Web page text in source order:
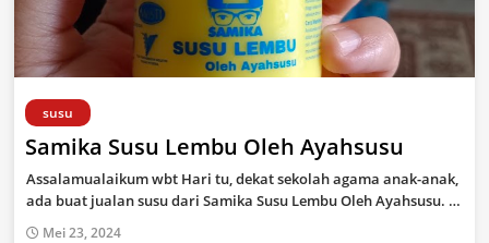
susu
Samika Susu Lembu Oleh Ayahsusu
Assalamualaikum wbt Hari tu, dekat sekolah agama anak-anak,
ada buat jualan susu dari Samika Susu Lembu Oleh Ayahsusu. …
Mei 23, 2024